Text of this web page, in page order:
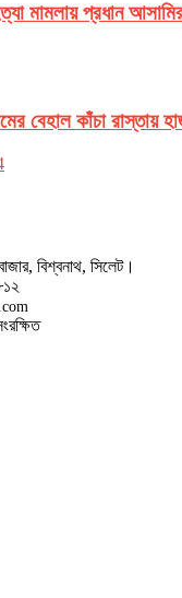
মামলায় প্রধান
বেহাল কাঁচা রাস্তায়
বিশ্বনাথ, সিলেট।